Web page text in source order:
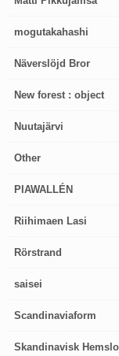
mogutakahashi
Näverslöjd Bror
New forest : object
Nuutajärvi
Other
PIAWALLÉN
Riihimaen Lasi
Rörstrand
saisei
Scandinaviaform
Skandinavisk